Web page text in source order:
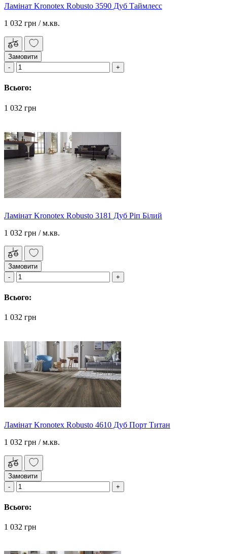
Ламінат Kronotex Robusto 3590 Дуб Таймлесс
1 032 грн / м.кв.
Замовити
Всього:
1 032 грн
Ламінат Kronotex Robusto 3181 Дуб Ріп Білий
1 032 грн / м.кв.
Замовити
Всього:
1 032 грн
Ламінат Kronotex Robusto 4610 Дуб Порт Титан
1 032 грн / м.кв.
Замовити
Всього:
1 032 грн